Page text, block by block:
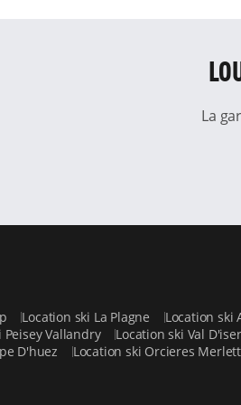
La
Location ski La Plagne
Location ski
Peisey Vallandry
Location ski Val
D'huez
Location ski Orcieres